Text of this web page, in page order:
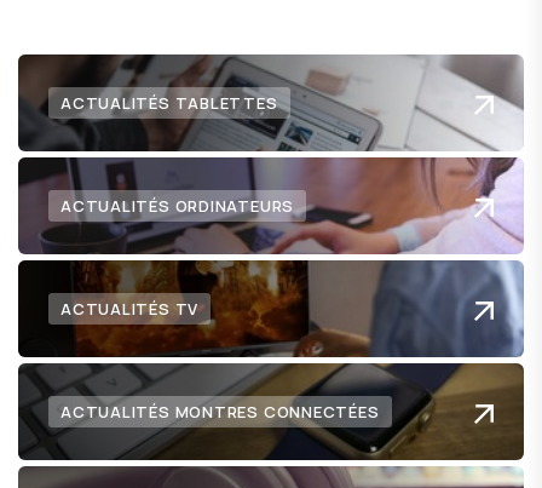
ACTUALITÉS TABLETTES
ACTUALITÉS ORDINATEURS
ACTUALITÉS TV
ACTUALITÉS MONTRES CONNECTÉES